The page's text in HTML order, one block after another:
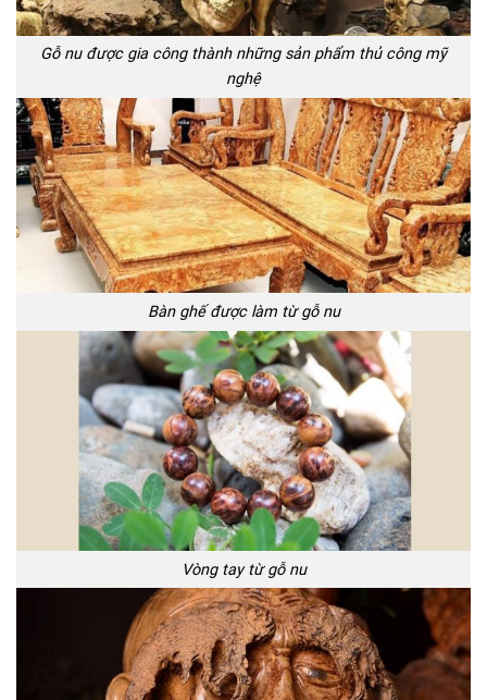
Gỗ nu được gia công thành những sản phẩm thủ công mỹ
nghệ
Bàn ghế được làm từ gỗ nu
Vòng tay từ gỗ nu